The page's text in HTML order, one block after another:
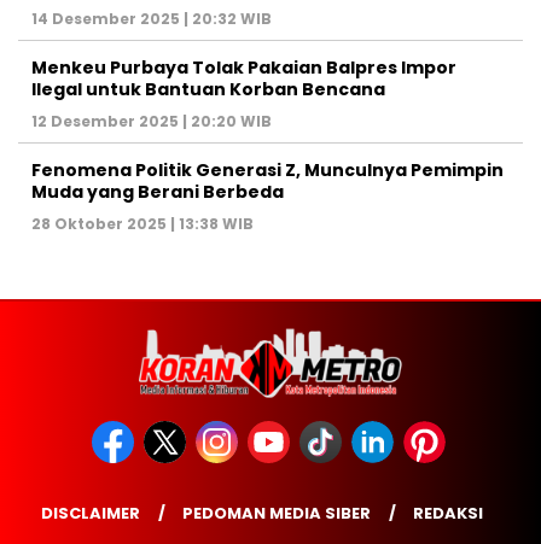
14 Desember 2025 | 20:32 WIB
Menkeu Purbaya Tolak Pakaian Balpres Impor
Ilegal untuk Bantuan Korban Bencana
12 Desember 2025 | 20:20 WIB
Fenomena Politik Generasi Z, Munculnya Pemimpin
Muda yang Berani Berbeda
28 Oktober 2025 | 13:38 WIB
DISCLAIMER PEDOMAN MEDIA SIBER REDAKSI